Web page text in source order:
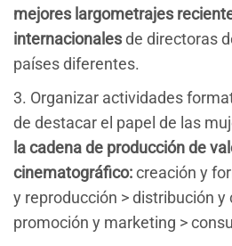
mejores largometrajes
internacionalesde directoras
países diferentes.
3. Organizar actividades
de destacar el papel de las
la cadena de producción de
cinematográfico:creación y
y reproducción > distribución
promoción y marketing >